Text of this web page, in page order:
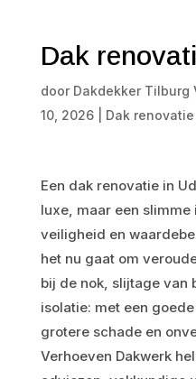
Dak
door Dakdekker Tilburg
10, 2026| Dak
Een dak renovatie in
luxe, maar een
veiligheid en
het nu gaat om
bij de nok, slijtage van
isolatie: met een
grotere schade en
Verhoeven Dakwerk